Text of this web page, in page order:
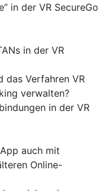
in der VR SecureGo
in der VR
das Verfahren VR
verwalten?
in der VR
auch mit
Online-